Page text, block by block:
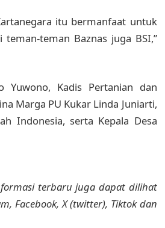
itu bermanfaat untuk
teman Baznas juga BSI,”
Yuwono, Kadis Pertanian dan
Marga PU Kukar Linda Juniarti,
Indonesia, serta Kepala Desa
terbaru juga dapat dilihat
Facebook, X (twitter), Tiktok dan